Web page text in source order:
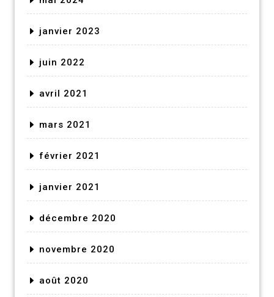
janvier 2023
juin 2022
avril 2021
mars 2021
février 2021
janvier 2021
décembre 2020
novembre 2020
août 2020